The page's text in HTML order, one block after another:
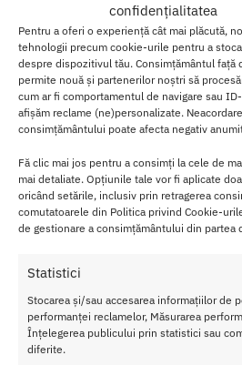
confidențialitatea
Pentru a oferi o experiență cât mai plăcută,
tehnologii precum cookie-urile pentru a
despre dispozitivul tău. Consimțământul față
permite nouă și partenerilor noștri să
cum ar fi comportamentul de navigare sau
afișăm reclame (ne)personalizate.
consimțământului poate afecta negativ
Fă clic mai jos pentru a consimți la cele de
mai detaliate. Opțiunile tale vor fi aplicate
oricând setările, inclusiv prin retragerea
comutatoarele din Politica privind Cookie-
de gestionare a consimțământului din partea
Statistici
Stocarea și/sau accesarea informațiilor de
performanței reclamelor, Măsurarea
Înțelegerea publicului prin statistici sau
diferite.
Designul realist al dildo-ului si
senzatie naturala, iar strapon-ul
intensificand experienta pentru ambii
Caracteristici principale Strapon
StrapOn Black:
Design realist si ferm
: Dildo-ul
pentru a oferi un aspect si o
realitate, pastrand in acelasi timp
placere intensa.
Potrivit pentru el si ea: Hollow
barbati, pentru a adauga grosime si
Ham elastic ajustabil
adapteaza usor diferitelor marimi,
durata actului.
Material rezistent la apa: Fabricat
rezistent la apa, usor de curatat si